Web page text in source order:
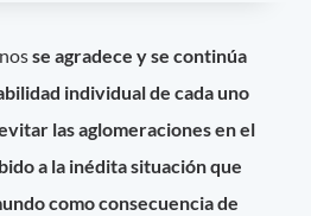
se agradece y se continúa
individual de cada uno
las aglomeraciones en el
a la inédita situación que
como consecuencia de